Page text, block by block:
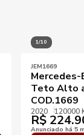
1/10
JEM1669
Mercedes-
Teto Alto
COD.1669
2020 120000
R$
Anunciado há 5